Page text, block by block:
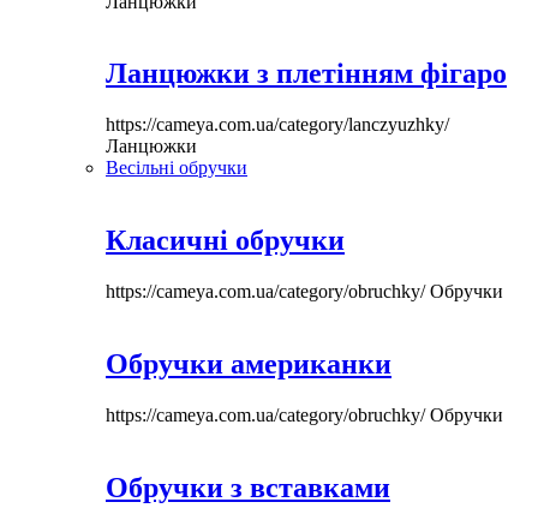
Ланцюжки з плетінням фігаро
https://cameya.com.ua/category/lanczyuzhky/
Ланцюжки
Весільні обручки
Класичні обручки
https://cameya.com.ua/category/obruchky/Обручки
Обручки американки
https://cameya.com.ua/category/obruchky/Обручки
Обручки з вставками